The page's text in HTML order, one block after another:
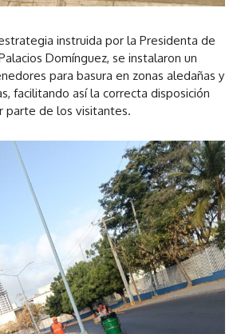
instruida por la Presidenta de
Domínguez, se instalaron un
para basura en zonas aledañas y
facilitando así la correcta disposición
parte de los visitantes.